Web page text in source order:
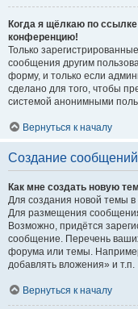
Когда я щёлкаю по
конференцию!
Только
сообщения другим
форму, и только если
сделано для того, чтобы
системой анонимными
Вернуться к началу
Создание сообщений
Как мне создать новую
Для создания новой темы
Для размещения
Возможно, придётся
сообщение. Перечень
форума или темы.
добавлять вложения» и т.п.
Вернуться к началу